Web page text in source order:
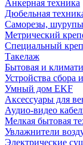
Анкерная техника
Дюбельная
Саморезы, шурупы
Метрический
Специальный
Такелаж
Бытовая и
Устройства
Умный дом EKF
Аксессуары для
Аудио-видео
Мелкая бытовая
Увлажнители
Электрические